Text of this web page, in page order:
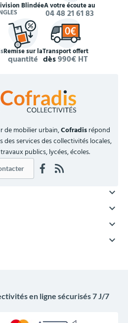
BlindéeÀ votre écoute au
04 48 21 61 83
Remise sur la
quantité
Transport offert
dès990€ HT
de mobilier urbain,Cofradisrépond
services des collectivités locales,
publics, lycées, écoles.




en ligne sécurisés 7 J/7